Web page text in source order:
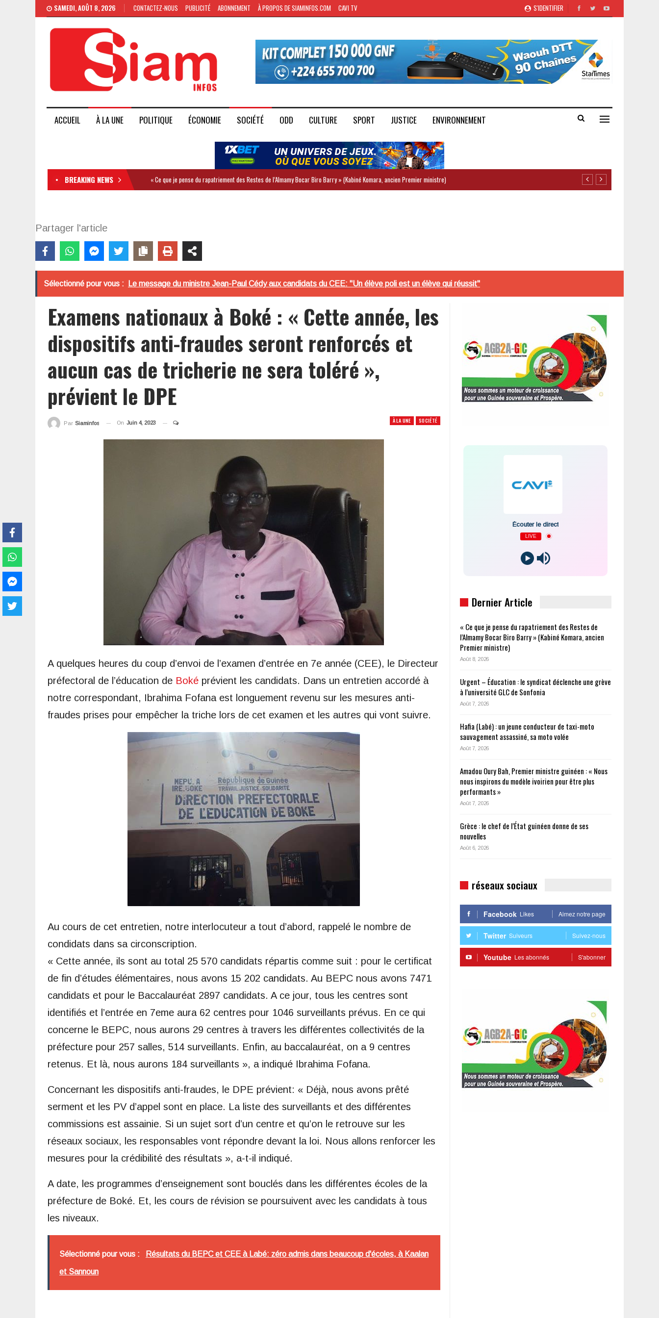
S'IDENTIFIER
SAMEDI, AOÛT 8, 2026 CONTACTEZ-NOUS PUBLICITÉ ABONNEMENT À PROPOS DE SIAMINFOS.COM CAVI TV
ACCUEIL À LA UNE POLITIQUE ÉCONOMIE SOCIÉTÉ ODD CULTURE SPORT JUSTICE ENVIRONNEMENT
BREAKING NEWS « Ce que je pense du rapatriement des Restes de l’Almamy Bocar Biro Barry » (Kabiné Komara, ancien Premier ministre)
Partager l'article
Sélectionné pour vous : Le message du ministre Jean-Paul Cédy aux candidats du CEE: "Un élève poli est un élève qui réussit"
Examens nationaux à Boké : « Cette année, les
dispositifs anti-fraudes seront renforcés et
aucun cas de tricherie ne sera toléré »,
prévient le DPE
À LA UNE SOCIÉTÉ
Par Siaminfos On Juin 4, 2023
A quelques heures du coup d’envoi de l’examen d’entrée en 7e année (CEE), le Directeur
préfectoral de l’éducation de Boké prévient les candidats. Dans un entretien accordé à
notre correspondant, Ibrahima Fofana est longuement revenu sur les mesures anti-
fraudes prises pour empêcher la triche lors de cet examen et les autres qui vont suivre.
Au cours de cet entretien, notre interlocuteur a tout d’abord, rappelé le nombre de
condidats dans sa circonscription.
« Cette année, ils sont au total 25 570 candidats répartis comme suit : pour le certificat
de fin d’études élémentaires, nous avons 15 202 candidats. Au BEPC nous avons 7471
candidats et pour le Baccalauréat 2897 candidats. A ce jour, tous les centres sont
identifiés et l’entrée en 7eme aura 62 centres pour 1046 surveillants prévus. En ce qui
concerne le BEPC, nous aurons 29 centres à travers les différentes collectivités de la
préfecture pour 257 salles, 514 surveillants. Enfin, au baccalauréat, on a 9 centres
retenus. Et là, nous aurons 184 surveillants », a indiqué Ibrahima Fofana.
Concernant les dispositifs anti-fraudes, le DPE prévient: « Déjà, nous avons prêté
serment et les PV d’appel sont en place. La liste des surveillants et des différentes
commissions est assainie. Si un sujet sort d’un centre et qu’on le retrouve sur les
réseaux sociaux, les responsables vont répondre devant la loi. Nous allons renforcer les
mesures pour la crédibilité des résultats », a-t-il indiqué.
A date, les programmes d’enseignement sont bouclés dans les différentes écoles de la
préfecture de Boké. Et, les cours de révision se poursuivent avec les candidats à tous
les niveaux.
Sélectionné pour vous : Résultats du BEPC et CEE à Labé: zéro admis dans beaucoup d'écoles, à Kaalan
et Sannoun
Écouter le direct
LIVE
Dernier Article
« Ce que je pense du rapatriement des Restes de
l’Almamy Bocar Biro Barry » (Kabiné Komara, ancien
Premier ministre)
Août 8, 2026
Urgent – Éducation : le syndicat déclenche une grève
à l’université GLC de Sonfonia
Août 7, 2026
Hafia (Labé) : un jeune conducteur de taxi-moto
sauvagement assassiné, sa moto volée
Août 7, 2026
Amadou Oury Bah, Premier ministre guinéen : « Nous
nous inspirons du modèle ivoirien pour être plus
performants »
Août 7, 2026
Grèce : le chef de l’État guinéen donne de ses
nouvelles
Août 6, 2026
réseaux sociaux
Facebook Likes Aimez notre page
Twitter Suiveurs Suivez-nous
Youtube Les abonnés S'abonner